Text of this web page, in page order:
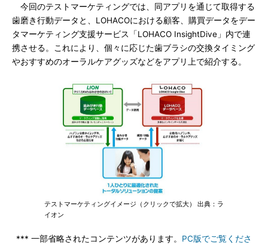
今回のテストマーケティングでは、同アプリを通じて取得する
歯磨き行動データと、LOHACOにおける顧客、購買データをデー
タマーケティング支援サービス「LOHACO InsightDive」内で連
携させる。これにより、個々に応じた歯ブラシの交換タイミング
やおすすめのオーラルケアグッズなどをアプリ上で紹介する。
テストマーケティングイメージ（クリックで拡大） 出典：ラ
イオン
*** 一部省略されたコンテンツがあります。 PC版でご覧くださ